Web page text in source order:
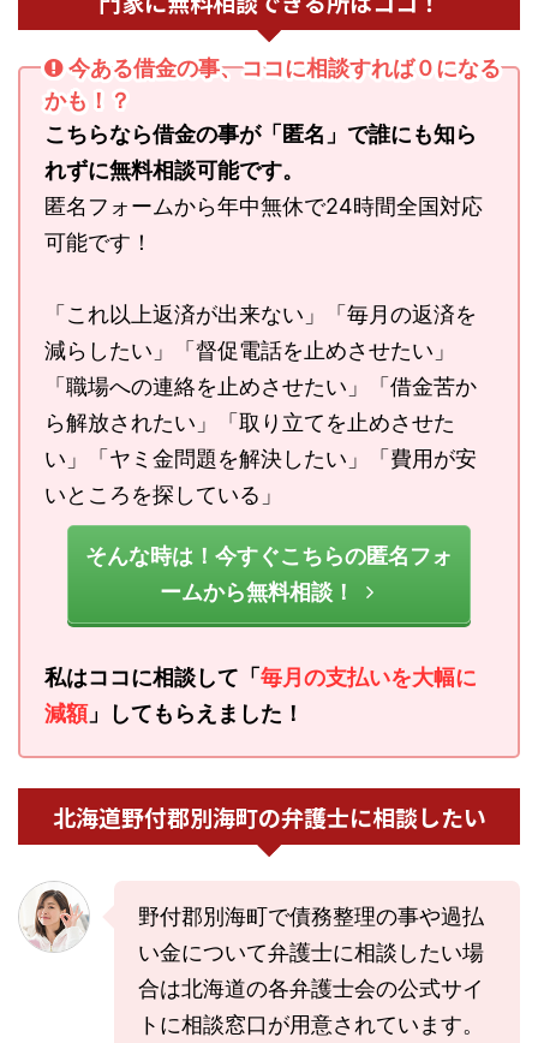
今ある借金の事、ココに相談すれば０になる
かも！？
こちらなら借金の事が「匿名」で誰にも知ら
れずに無料相談可能です。
匿名フォームから年中無休で24時間全国対応
可能です！
「これ以上返済が出来ない」「毎月の返済を
減らしたい」「督促電話を止めさせたい」
「職場への連絡を止めさせたい」「借金苦か
ら解放されたい」「取り立てを止めさせた
い」「ヤミ金問題を解決したい」「費用が安
いところを探している」
そんな時は！今すぐこちらの匿名フォ
ームから無料相談！
私はココに相談して「 毎月の支払いを大幅に
減額」してもらえました！
北海道野付郡別海町の弁護士に相談したい
野付郡別海町で債務整理の事や過払
い金について弁護士に相談したい場
合は北海道の各弁護士会の公式サイ
トに相談窓口が用意されています。